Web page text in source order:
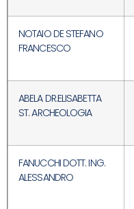
NOTAIO DE STEFANO
FRANCESCO
ABELA DR.ELISABETTA
ST. ARCHEOLOGIA
FANUCCHI DOTT. ING.
ALESSANDRO